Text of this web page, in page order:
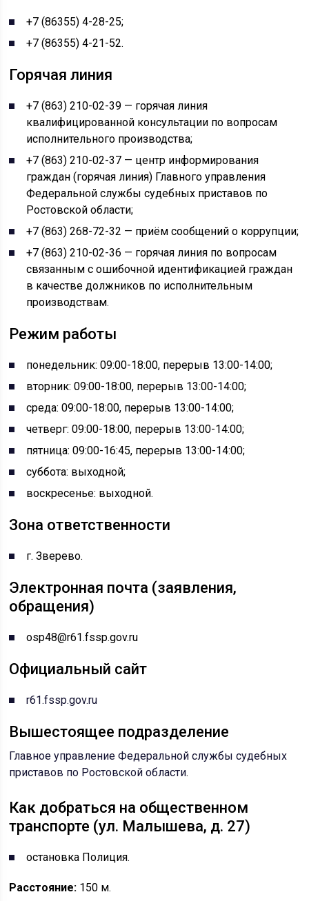
+7 (86355) 4-28-25;
+7 (86355) 4-21-52.
Горячая линия
+7 (863) 210-02-39 — горячая линия
квалифицированной консультации по вопросам
исполнительного производства;
+7 (863) 210-02-37 — центр информирования
граждан (горячая линия) Главного управления
Федеральной службы судебных приставов по
Ростовской области;
+7 (863) 268-72-32 — приём сообщений о коррупции;
+7 (863) 210-02-36 — горячая линия по вопросам
связанным с ошибочной идентификацией граждан
в качестве должников по исполнительным
производствам.
Режим работы
понедельник: 09:00-18:00, перерыв 13:00-14:00;
вторник: 09:00-18:00, перерыв 13:00-14:00;
среда: 09:00-18:00, перерыв 13:00-14:00;
четверг: 09:00-18:00, перерыв 13:00-14:00;
пятница: 09:00-16:45, перерыв 13:00-14:00;
суббота: выходной;
воскресенье: выходной.
Зона ответственности
г. Зверево.
Электронная почта (заявления,
обращения)
osp48@r61.fssp.gov.ru
Официальный сайт
r61.fssp.gov.ru
Вышестоящее подразделение
Главное управление Федеральной службы судебных
приставов по Ростовской области.
Как добраться на общественном
транспорте (ул. Малышева, д. 27)
остановка Полиция.
Расстояние: 150 м.